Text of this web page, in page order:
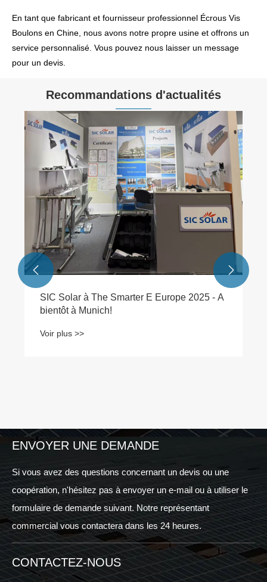
En tant que fabricant et fournisseur professionnel Écrous Vis
Boulons en Chine, nous avons notre propre usine et offrons un
service personnalisé. Vous pouvez nous laisser un message
pour un devis.
Recommandations d'actualités
SIC Solar à The Smarter E Europe 2025 - A
bientôt à Munich!
Voir plus >>
 
ENVOYER UNE DEMANDE
Si vous avez des questions concernant un devis ou une
coopération, n'hésitez pas à envoyer un e-mail ou à utiliser le
formulaire de demande suivant. Notre représentant
commercial vous contactera dans les 24 heures.
CONTACTEZ-NOUS